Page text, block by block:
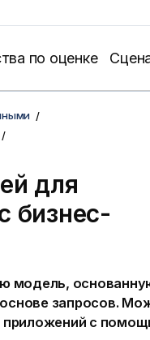
по оценке
для
бизнес-
модель,
запросов.
приложений с